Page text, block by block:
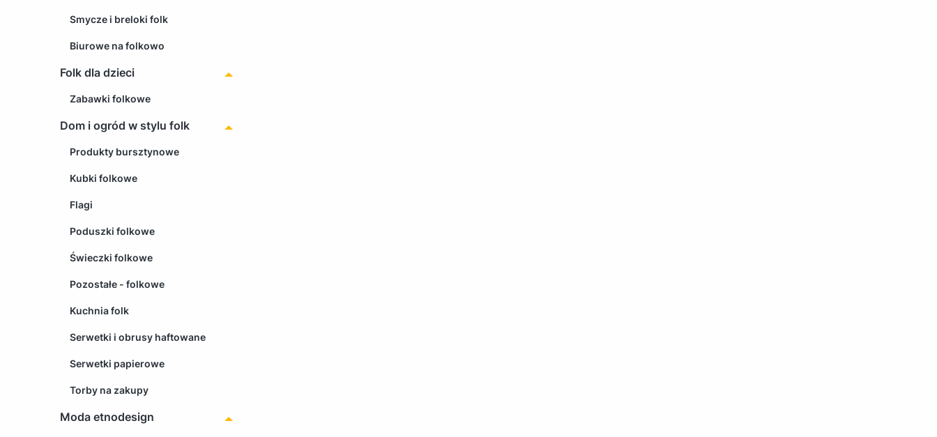
Smycze i breloki folk
Biurowe na folkowo
Folk dla dzieci
Zabawki folkowe
Dom i ogród w stylu folk
Produkty bursztynowe
Kubki folkowe
Flagi
Poduszki folkowe
Świeczki folkowe
Pozostałe - folkowe
Kuchnia folk
Serwetki i obrusy haftowane
Serwetki papierowe
Torby na zakupy
Moda etnodesign